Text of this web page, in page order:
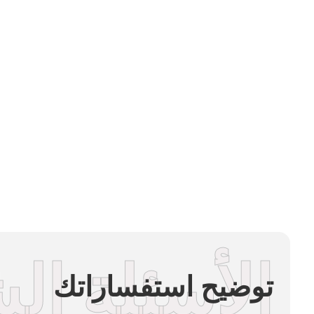
الأسئلة
توضيح استفساراتك